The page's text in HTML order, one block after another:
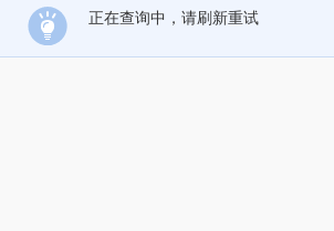
正在查询中，请刷新重试